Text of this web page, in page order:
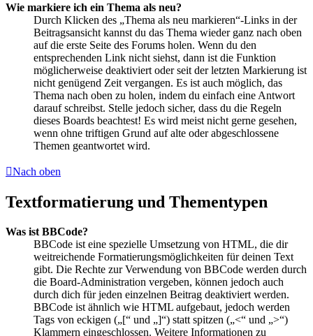
Wie markiere ich ein Thema als neu?
Durch Klicken des „Thema als neu markieren“-Links in der
Beitragsansicht kannst du das Thema wieder ganz nach oben
auf die erste Seite des Forums holen. Wenn du den
entsprechenden Link nicht siehst, dann ist die Funktion
möglicherweise deaktiviert oder seit der letzten Markierung ist
nicht genügend Zeit vergangen. Es ist auch möglich, das
Thema nach oben zu holen, indem du einfach eine Antwort
darauf schreibst. Stelle jedoch sicher, dass du die Regeln
dieses Boards beachtest! Es wird meist nicht gerne gesehen,
wenn ohne triftigen Grund auf alte oder abgeschlossene
Themen geantwortet wird.
Nach oben
Textformatierung und Thementypen
Was ist BBCode?
BBCode ist eine spezielle Umsetzung von HTML, die dir
weitreichende Formatierungsmöglichkeiten für deinen Text
gibt. Die Rechte zur Verwendung von BBCode werden durch
die Board-Administration vergeben, können jedoch auch
durch dich für jeden einzelnen Beitrag deaktiviert werden.
BBCode ist ähnlich wie HTML aufgebaut, jedoch werden
Tags von eckigen („[“ und „]“) statt spitzen („<“ und „>“)
Klammern eingeschlossen. Weitere Informationen zu